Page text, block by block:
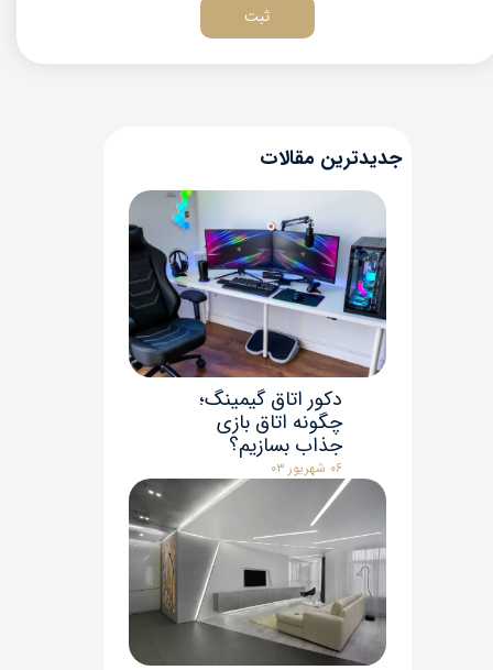
ثبت
دکور اتاق گیمینگ؛
چگونه اتاق بازی
جذاب بسازیم؟
۰۶ شهریور ۰۳
​جدیدترین مقالات